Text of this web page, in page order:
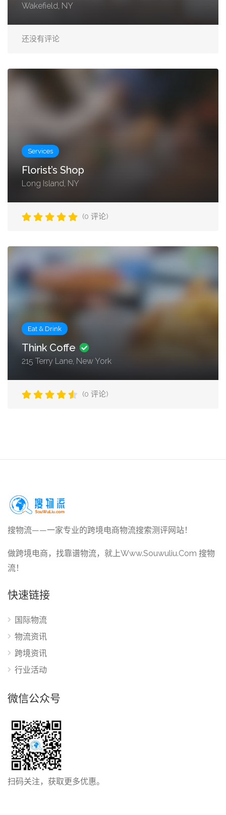
Wakefield, NY
还没有评论
Services
Florist’s Shop
Long Island, NY
(0 评论)
Eat & Drink
Think Coffe
215 Terry Lane, New York
(0 评论)
搜物流——一家专业的跨境电商物流搜索测评网站！
做跨境电商，找靠谱物流，就上Www.Souwuliu.Com 搜物
流！
快速链接
国际物流
物流资讯
跨境资讯
行业活动
微信公众号
扫码关注，获取更多优惠。